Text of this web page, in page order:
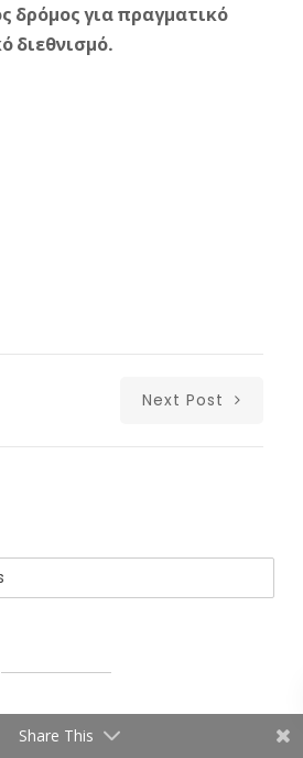
δρόμος για πραγματικό
διεθνισμό.
Next Post
Share This